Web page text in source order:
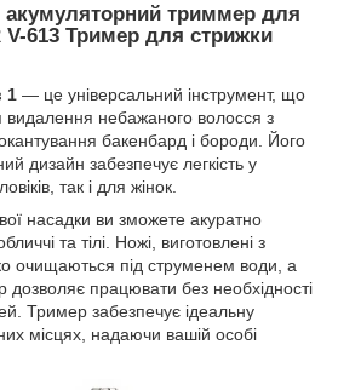
триммер для
V-613 Тример для стрижки
1 — це універсальний інструмент, що
видалення небажаного волосся з
бакенбард і бороди. Його
дизайн забезпечує легкість у
так і для жінок.
насадки ви зможете акуратно
та тілі. Ножі, виготовлені з
очищаються під струменем води, а
дозволяє працювати без необхідності
Тример забезпечує ідеальну
місцях, надаючи вашій особі